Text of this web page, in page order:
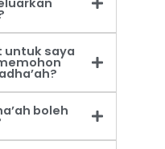
untuk saya
boleh